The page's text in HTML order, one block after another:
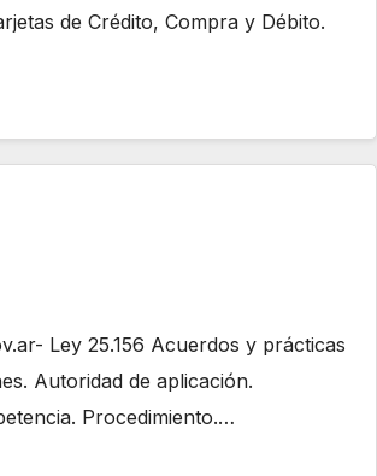
de Crédito, Compra y Débito.
Ley 25.156 Acuerdos y prácticas
Autoridad de aplicación.
Procedimiento.…